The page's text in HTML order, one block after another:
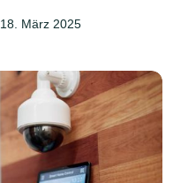
18. März 2025